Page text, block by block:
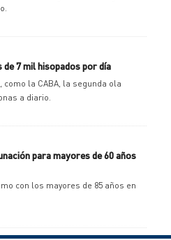
7 mil hisopados por día
la CABA, la segunda ola
a diario.
para mayores de 60 años
con los mayores de 85 años en